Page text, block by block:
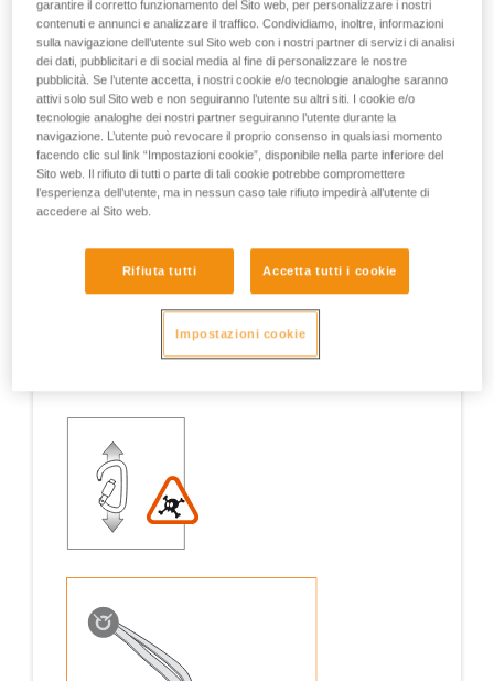
Esempi Esempi
Esempi di situazioni a rischio sul campo
1. APERTURA DELLA LEVA, LAVORO CON LEVA
garantire il corretto funzionamento del Sito web, per personalizzare i nostri
contenuti e annunci e analizzare il traffico. Condividiamo, inoltre, informazioni
sulla navigazione dell’utente sul Sito web con i nostri partner di servizi di analisi
dei dati, pubblicitari e di social media al fine di personalizzare le nostre
pubblicità. Se l’utente accetta, i nostri cookie e/o tecnologie analoghe saranno
attivi solo sul Sito web e non seguiranno l’utente su altri siti. I cookie e/o
tecnologie analoghe dei nostri partner seguiranno l’utente durante la
navigazione. L’utente può revocare il proprio consenso in qualsiasi momento
facendo clic sul link “Impostazioni cookie”, disponibile nella parte inferiore del
Sito web. Il rifiuto di tutti o parte di tali cookie potrebbe compromettere
l’esperienza dell’utente, ma in nessun caso tale rifiuto impedirà all’utente di
accedere al Sito web.
Rifiuta tutti Accetta tutti i cookie
Impostazioni cookie